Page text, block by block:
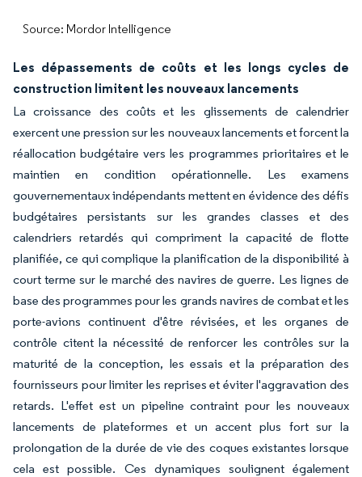
Source: Mordor Intelligence
Les dépassements de coûts et les longs cycles de
construction limitent les nouveaux lancements
La croissance des coûts et les glissements de calendrier
exercent une pression sur les nouveaux lancements et forcent la
réallocation budgétaire vers les programmes prioritaires et le
maintien en condition opérationnelle. Les examens
gouvernementaux indépendants mettent en évidence des défis
budgétaires persistants sur les grandes classes et des
calendriers retardés qui compriment la capacité de flotte
planifiée, ce qui complique la planification de la disponibilité à
court terme sur le marché des navires de guerre. Les lignes de
base des programmes pour les grands navires de combat et les
porte-avions continuent d'être révisées, et les organes de
contrôle citent la nécessité de renforcer les contrôles sur la
maturité de la conception, les essais et la préparation des
fournisseurs pour limiter les reprises et éviter l'aggravation des
retards. L'effet est un pipeline contraint pour les nouveaux
lancements de plateformes et un accent plus fort sur la
prolongation de la durée de vie des coques existantes lorsque
cela est possible. Ces dynamiques soulignent également